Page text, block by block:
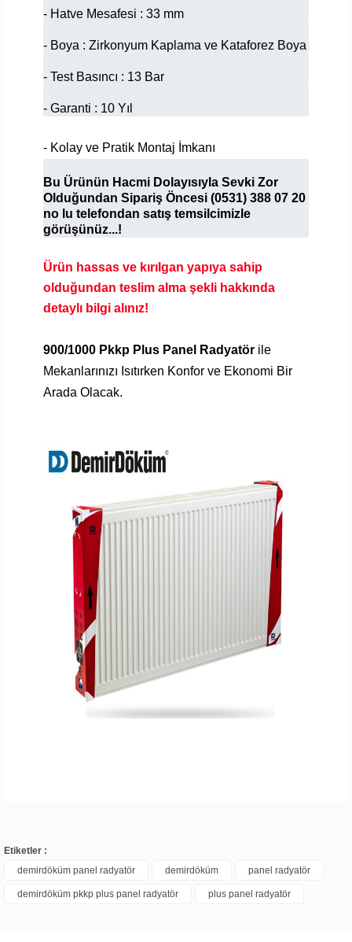
- Hatve Mesafesi : 33 mm
- Boya : Zirkonyum Kaplama ve Kataforez Boya
- Test Basıncı : 13 Bar
- Garanti : 10 Yıl
- Kolay ve Pratik Montaj İmkanı
Bu Ürünün Hacmi Dolayısıyla Sevki Zor
Olduğundan Sipariş Öncesi (0531) 388 07 20
no lu telefondan satış temsilcimizle
görüşünüz...!
Ürün hassas ve kırılgan yapıya sahip
olduğundan teslim alma şekli hakkında
detaylı bilgi alınız!
900/1000 Pkkp Plus Panel Radyatör ile
Mekanlarınızı Isıtırken Konfor ve Ekonomi Bir
Arada Olacak.
Bu ürüne ilk yorumu siz yapın!
Etiketler :
demirdöküm panel radyatör
demirdöküm panel radyatör
demirdöküm pkkp plus panel radyatör plus panel radyatör